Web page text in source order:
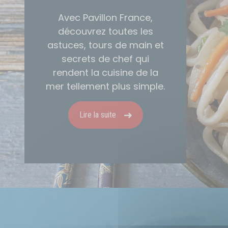
Avec Pavillon France,
découvrez toutes les
astuces, tours de main et
secrets de chef qui
rendent la cuisine de la
mer tellement plus simple.
Lire la suite